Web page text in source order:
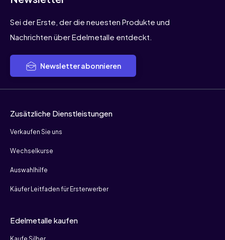
Sei der Erste, der die neuesten Produkte und
Nachrichten über Edelmetalle entdeckt.
Newsletter abonnieren
Zusätzliche Dienstleistungen
Verkaufen Sie uns
Wechselkurse
Auswahlhilfe
Käufer Leitfaden für Ersterwerber
Edelmetalle kaufen